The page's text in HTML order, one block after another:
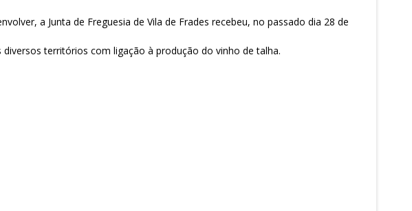
a Junta de Freguesia de Vila de Frades recebeu, no passado dia 28 de
territórios com ligação à produção do vinho de talha.